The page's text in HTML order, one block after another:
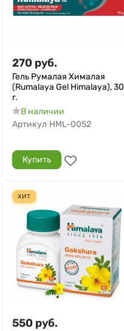
270 руб.
Гель Румалая Хималая
(Rumalaya Gel Himalaya), 30
г.
В наличии
Артикул HML-0052
Купить
ХИТ
550 руб.